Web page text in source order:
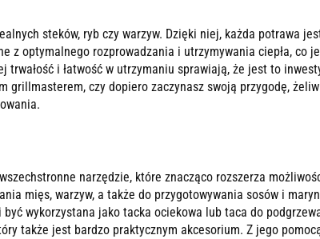
steków, ryb czy warzyw. Dzięki niej, każda potrawa
z optymalnego rozprowadzania i utrzymywania ciepła, co
i łatwość w utrzymaniu sprawiają, że jest to
grillmasterem, czy dopiero zaczynasz swoją przygodę,
narzędzie, które znacząco rozszerza
mięs, warzyw, a także do przygotowywania sosów i
wykorzystana jako tacka ociekowa lub taca do
także jest bardzo praktycznym akcesorium. Z jego